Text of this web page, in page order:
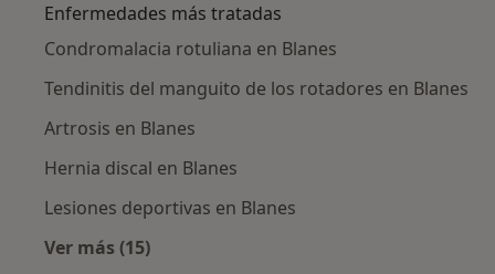
Enfermedades más tratadas
Condromalacia rotuliana en Blanes
Tendinitis del manguito de los rotadores en Blanes
Artrosis en Blanes
Hernia discal en Blanes
Lesiones deportivas en Blanes
Ver más (15)